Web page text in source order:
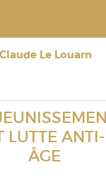
Claude Le Louarn
LUTTE ANTI-
ÂGE